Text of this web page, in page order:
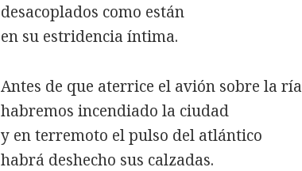
desacoplados como están
en su estridencia íntima.
Antes de que aterrice el avión sobre la ría
habremos incendiado la ciudad
y en terremoto el pulso del atlántico
habrá deshecho sus calzadas.